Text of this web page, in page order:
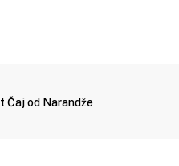
Čaj od Narandže